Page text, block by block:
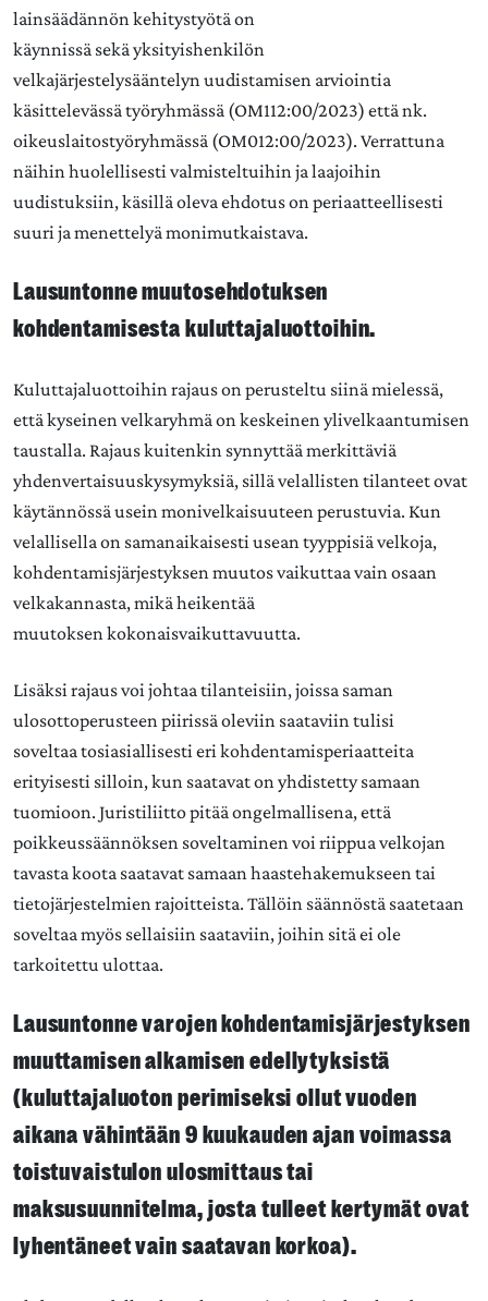
lainsäädännön kehitystyötä on
käynnissä sekä yksityishenkilön
velkajärjestelysääntelyn uudistamisen arviointia
käsittelevässä työryhmässä (OM112:00/2023) että nk.
oikeuslaitostyöryhmässä (OM012:00/2023). Verrattuna
näihin huolellisesti valmisteltuihin ja laajoihin
uudistuksiin, käsillä oleva ehdotus on periaatteellisesti
suuri ja menettelyä monimutkaistava.
Lausuntonne muutosehdotuksen
kohdentamisesta kuluttajaluottoihin.
Kuluttajaluottoihin rajaus on perusteltu siinä mielessä,
että kyseinen velkaryhmä on keskeinen ylivelkaantumisen
taustalla. Rajaus kuitenkin synnyttää merkittäviä
yhdenvertaisuuskysymyksiä, sillä velallisten tilanteet ovat
käytännössä usein monivelkaisuuteen perustuvia. Kun
velallisella on samanaikaisesti usean tyyppisiä velkoja,
kohdentamisjärjestyksen muutos vaikuttaa vain osaan
velkakannasta, mikä heikentää
muutoksen kokonaisvaikuttavuutta.
Lisäksi rajaus voi johtaa tilanteisiin, joissa saman
ulosottoperusteen piirissä oleviin saataviin tulisi
soveltaa tosiasiallisesti eri kohdentamisperiaatteita
erityisesti silloin, kun saatavat on yhdistetty samaan
tuomioon. Juristiliitto pitää ongelmallisena, että
poikkeussäännöksen soveltaminen voi riippua velkojan
tavasta koota saatavat samaan haastehakemukseen tai
tietojärjestelmien rajoitteista. Tällöin säännöstä saatetaan
soveltaa myös sellaisiin saataviin, joihin sitä ei ole
tarkoitettu ulottaa.
Lausuntonne varojen kohdentamisjärjestyksen
muuttamisen alkamisen edellytyksistä
(kuluttajaluoton perimiseksi ollut vuoden
aikana vähintään 9 kuukauden ajan voimassa
toistuvaistulon ulosmittaus tai
maksusuunnitelma, josta tulleet kertymät ovat
lyhentäneet vain saatavan korkoa).